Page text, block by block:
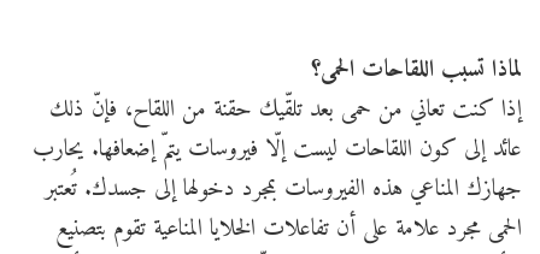
لماذا تسبب اللقاحات الحمى؟
إذا كنت تعاني من حمى بعد تلقّيك حقنة من اللقاح، فإنّ ذلك
عائد إلى كون اللقاحات ليست إلّا فيروسات يتمّ إضعافها. يحارب
جهازك المناعي هذه الفيروسات بمجرد دخولها إلى جسدك. تُعتبر
الحمى مجرد علامة على أن تفاعلات الخلايا المناعية تقوم بتصنيع